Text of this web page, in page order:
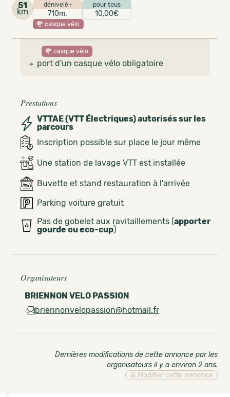
51
km
dénivelé+
710m.
pour tous
10,00€
casque vélo
casque vélo
port d'un casque vélo obligatoire
Prestations
VTTAE (VTT Électriques) autorisés sur les
parcours
Inscription possible sur place le jour même
Une station de lavage VTT est installée
Buvette et stand restauration à l'arrivée
Parking voiture gratuit
Pas de gobelet aux ravitaillements (apporter
gourde ou eco-cup)
Organisateurs
BRIENNON VELO PASSION
briennonvelopassion@hotmail.fr
Dernières modifications de cette annonce par les
organisateurs il y a environ 2 ans.
Modifier cette annonce